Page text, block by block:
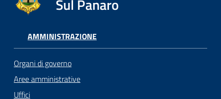
Sul Panaro
AMMINISTRAZIONE
Organi di governo
Aree amministrative
Uffici